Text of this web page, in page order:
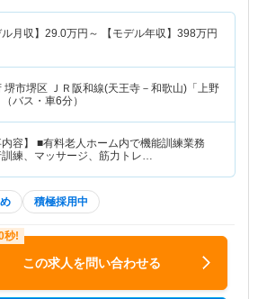
ル月収】 29.0万円～ 【モデル年収】 398万円
堺市堺区 ＪＲ阪和線(天王寺－和歌山)「上野
バス・車6分）
内容】 ■有料老人ホーム内で機能訓練業務
訓練、マッサージ、筋力トレ…
積極採用中
この求人を問い合わせる